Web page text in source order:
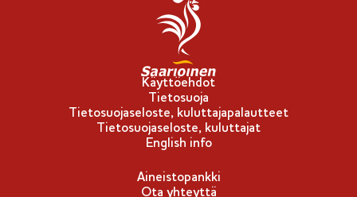
-
m
e
r
k
Käyttöehdot
Tietosuoja
Tietosuojaseloste, kuluttajapalautteet
Tietosuojaseloste, kuluttajat
English info
Aineistopankki
Ota yhteyttä